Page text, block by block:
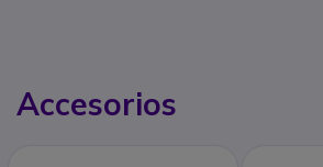
Accesorios